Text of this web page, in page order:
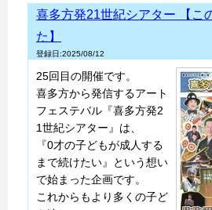
喜多方発21世紀シアター 【こ
た】
登録日:2025/08/12
25回目の開催です。
喜多方から発信するアート
フェステバル『喜多方発2
1世紀シアター』は、
『0才の子どもが成人する
まで続けたい』という想い
で始まった企画です。
これからもより多くの子ど